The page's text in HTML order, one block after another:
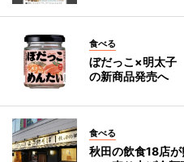
食べる
ぼだっこ×明太子
の新商品発売へ
食べる
秋田の飲食18店